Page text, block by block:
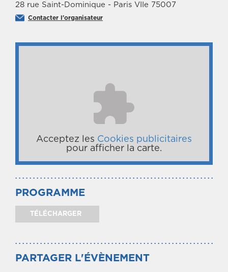
28 rue Saint-Dominique - Paris VIIe 75007
Contacter l'organisateur
Acceptez les Cookies publicitaires
pour afficher la carte.
PROGRAMME
TÉLÉCHARGER
PARTAGER L'ÉVÈNEMENT